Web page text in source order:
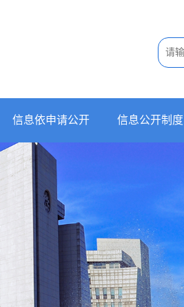
信息依申请公开 信息公开制度